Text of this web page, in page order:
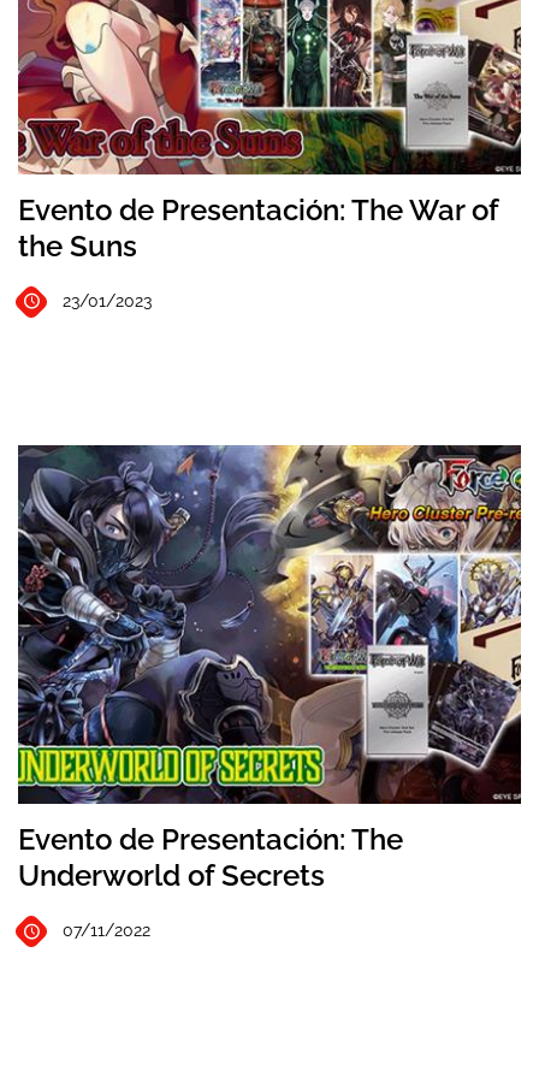
Evento de Presentación: The War of
the Suns
23/01/2023
Evento de Presentación: The
Underworld of Secrets
07/11/2022